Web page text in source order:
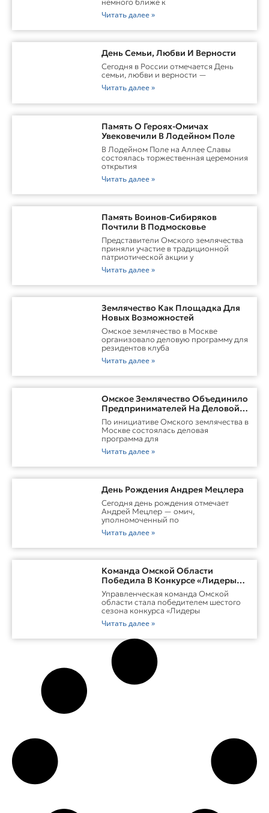
Читать далее »
День Семьи, Любви И Верности
Сегодня в России отмечается День
семьи, любви и верности —
Читать далее »
Память О Героях-Омичах
Увековечили В Лодейном Поле
В Лодейном Поле на Аллее Славы
состоялась торжественная церемония
открытия
Читать далее »
Память Воинов-Сибиряков
Почтили В Подмосковье
Представители Омского землячества
приняли участие в традиционной
патриотической акции у
Читать далее »
Землячество Как Площадка Для
Новых Возможностей
Омское землячество в Москве
организовало деловую программу для
резидентов клуба
Читать далее »
Омское Землячество Объединило
Предпринимателей На Деловой
Встрече В Москве
По инициативе Омского землячества в
Москве состоялась деловая
программа для
Читать далее »
День Рождения Андрея Мецлера
Сегодня день рождения отмечает
Андрей Мецлер — омич,
уполномоченный по
Читать далее »
Команда Омской Области
Победила В Конкурсе «Лидеры
России. Команда»
Управленческая команда Омской
области стала победителем шестого
сезона конкурса «Лидеры
Читать далее »